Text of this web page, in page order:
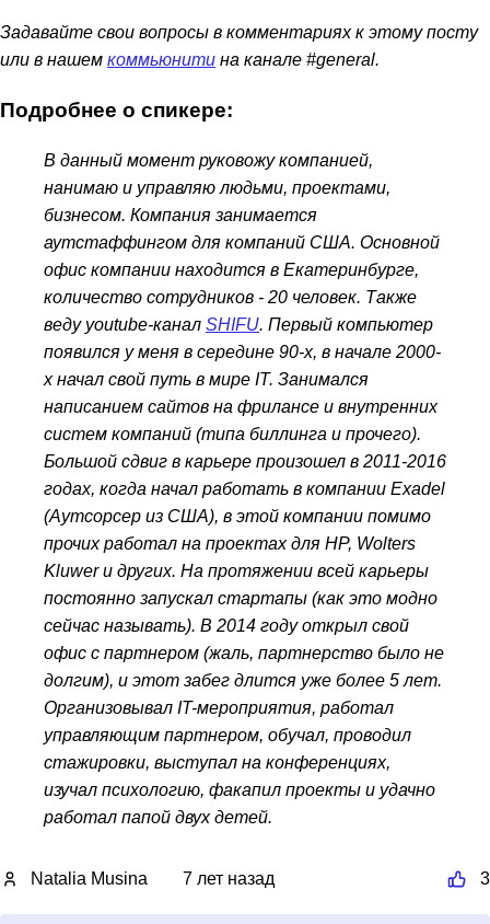
Задавайте свои вопросы в комментариях к этому посту
или в нашем коммьюнити на канале #general.
Подробнее о спикере:
В данный момент руковожу компанией,
нанимаю и управляю людьми, проектами,
бизнесом. Компания занимается
аутстаффингом для компаний США. Основной
офис компании находится в Екатеринбурге,
количество сотрудников - 20 человек. Также
веду youtube-канал SHIFU. Первый компьютер
появился у меня в середине 90-х, в начале 2000-
х начал свой путь в мире IT. Занимался
написанием сайтов на фрилансе и внутренних
систем компаний (типа биллинга и прочего).
Большой сдвиг в карьере произошел в 2011-2016
годах, когда начал работать в компании Exadel
(Аутсорсер из США), в этой компании помимо
прочих работал на проектах для HP, Wolters
Kluwer и других. На протяжении всей карьеры
постоянно запускал стартапы (как это модно
сейчас называть). В 2014 году открыл свой
офис с партнером (жаль, партнерство было не
долгим), и этот забег длится уже более 5 лет.
Организовывал IT-мероприятия, работал
управляющим партнером, обучал, проводил
стажировки, выступал на конференциях,
изучал психологию, факапил проекты и удачно
работал папой двух детей.
Natalia Musina 7 лет назад 3